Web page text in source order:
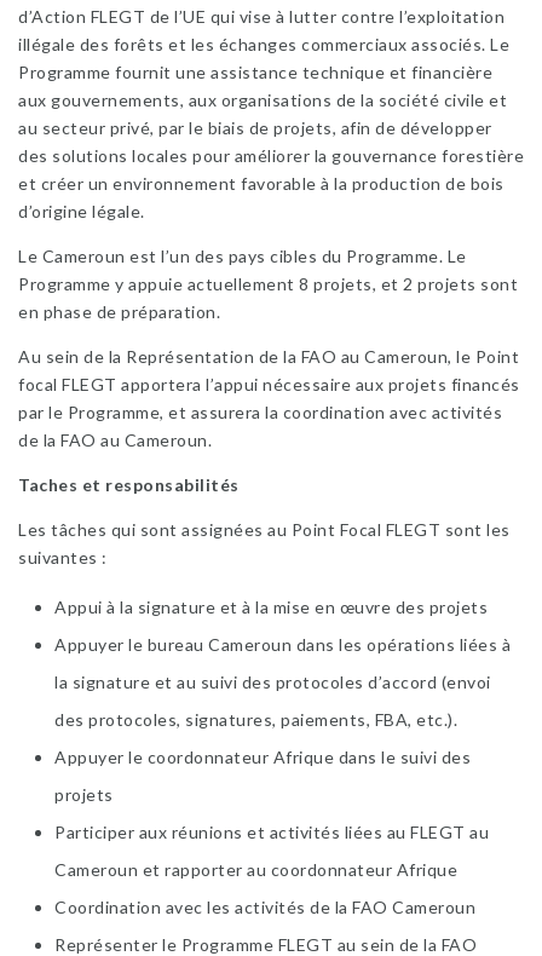
d’Action FLEGT de l’UE qui vise à lutter contre l’exploitation
illégale des forêts et les échanges commerciaux associés. Le
Programme fournit une assistance technique et financière
aux gouvernements, aux organisations de la société civile et
au secteur privé, par le biais de projets, afin de développer
des solutions locales pour améliorer la gouvernance forestière
et créer un environnement favorable à la production de bois
d’origine légale.
Le Cameroun est l’un des pays cibles du Programme. Le
Programme y appuie actuellement 8 projets, et 2 projets sont
en phase de préparation.
Au sein de la Représentation de la FAO au Cameroun, le Point
focal FLEGT apportera l’appui nécessaire aux projets financés
par le Programme, et assurera la coordination avec activités
de la FAO au Cameroun.
Taches et responsabilités
Les tâches qui sont assignées au Point Focal FLEGT sont les
suivantes :
Appui à la signature et à la mise en œuvre des projets
Appuyer le bureau Cameroun dans les opérations liées à
la signature et au suivi des protocoles d’accord (envoi
des protocoles, signatures, paiements, FBA, etc.).
Appuyer le coordonnateur Afrique dans le suivi des
projets
Participer aux réunions et activités liées au FLEGT au
Cameroun et rapporter au coordonnateur Afrique
Coordination avec les activités de la FAO Cameroun
Représenter le Programme FLEGT au sein de la FAO